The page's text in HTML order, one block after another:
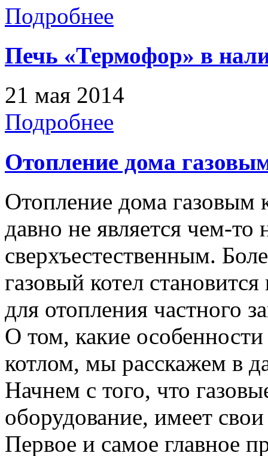
Подробнее
Печь «Термофор» в
21 мая 2014
Подробнее
Отопление дома
Отопление дома
давно не является чем-
сверхъестественным.
газовый котел
для отопления частного
О том, какие
котлом, мы расскажем в
Начнем с того, что
оборудование, имеет
Первое и самое главное